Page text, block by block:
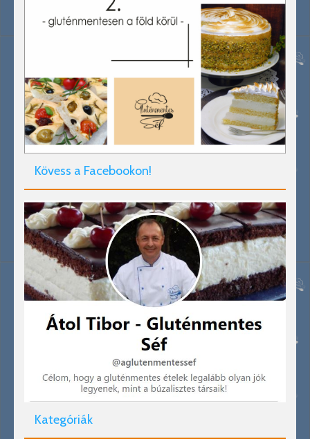
Kövess a Facebookon!
Kategóriák